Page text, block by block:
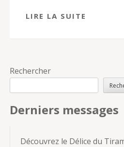
LIRE LA SUITE
Rechercher
Derniers messages
Découvrez le Délice du